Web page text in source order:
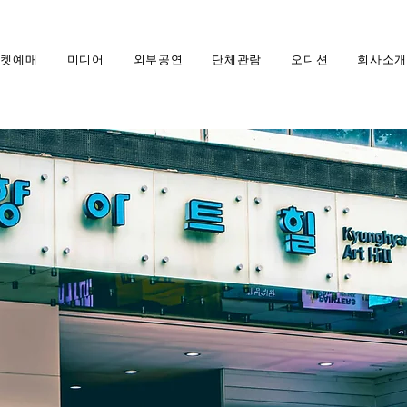
예매 미디어 외부공연 단체관람 오디션 회사소개